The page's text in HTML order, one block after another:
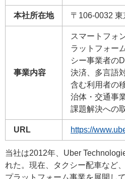
本社所在地 〒106-0032
事業内容
スマートフォ
ラットフォー
シー事業者の
決済、多言語
含む利用者の
治体・交通事
課題解決への
URL https://
当社は2012年、Uber
れた。現在、タクシー配車など
プラットフォーム事業を展開し